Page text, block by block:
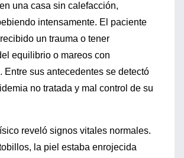
una casa sin calefacción,
intensamente. El paciente
un trauma o tener
equilibrio o mareos con
Entre sus antecedentes se detectó
no tratada y mal control de su
reveló signos vitales normales.
la piel estaba enrojecida